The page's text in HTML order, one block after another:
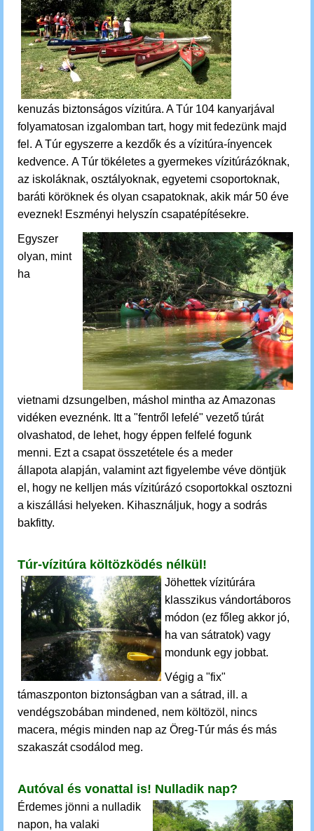
kenuzás biztonságos vízitúra. A Túr 104 kanyarjával
folyamatosan izgalomban tart, hogy mit fedezünk majd
fel. A Túr egyszerre a kezdők és a vízitúra-ínyencek
kedvence. A Túr tökéletes a gyermekes vízitúrázóknak,
az iskoláknak, osztályoknak, egyetemi csoportoknak,
baráti köröknek és olyan csapatoknak, akik már 50 éve
eveznek! Eszményi helyszín csapatépítésekre.
Egyszer
olyan, mint
ha
vietnami dzsungelben, máshol mintha az Amazonas
vidéken eveznénk. Itt a "fentről lefelé" vezető túrát
olvashatod, de lehet, hogy éppen felfelé fogunk
menni. Ezt a csapat összetétele és a meder
állapota alapján, valamint azt figyelembe véve döntjük
el, hogy ne kelljen más vízitúrázó csoportokkal osztozni
a kiszállási helyeken. Kihasználjuk, hogy a sodrás
bakfitty.
Túr-vízitúra költözködés nélkül!
Jöhettek vízitúrára
klasszikus vándortáboros
módon (ez főleg akkor jó,
ha van sátratok) vagy
mondunk egy jobbat.
Végig a "fix"
támaszponton biztonságban van a sátrad, ill. a
vendégszobában mindened, nem költözöl, nincs
macera, mégis minden nap az Öreg-Túr más és más
szakaszát csodálod meg.
Autóval és vonattal is! Nulladik nap?
Érdemes jönni a nulladik
napon, ha valaki